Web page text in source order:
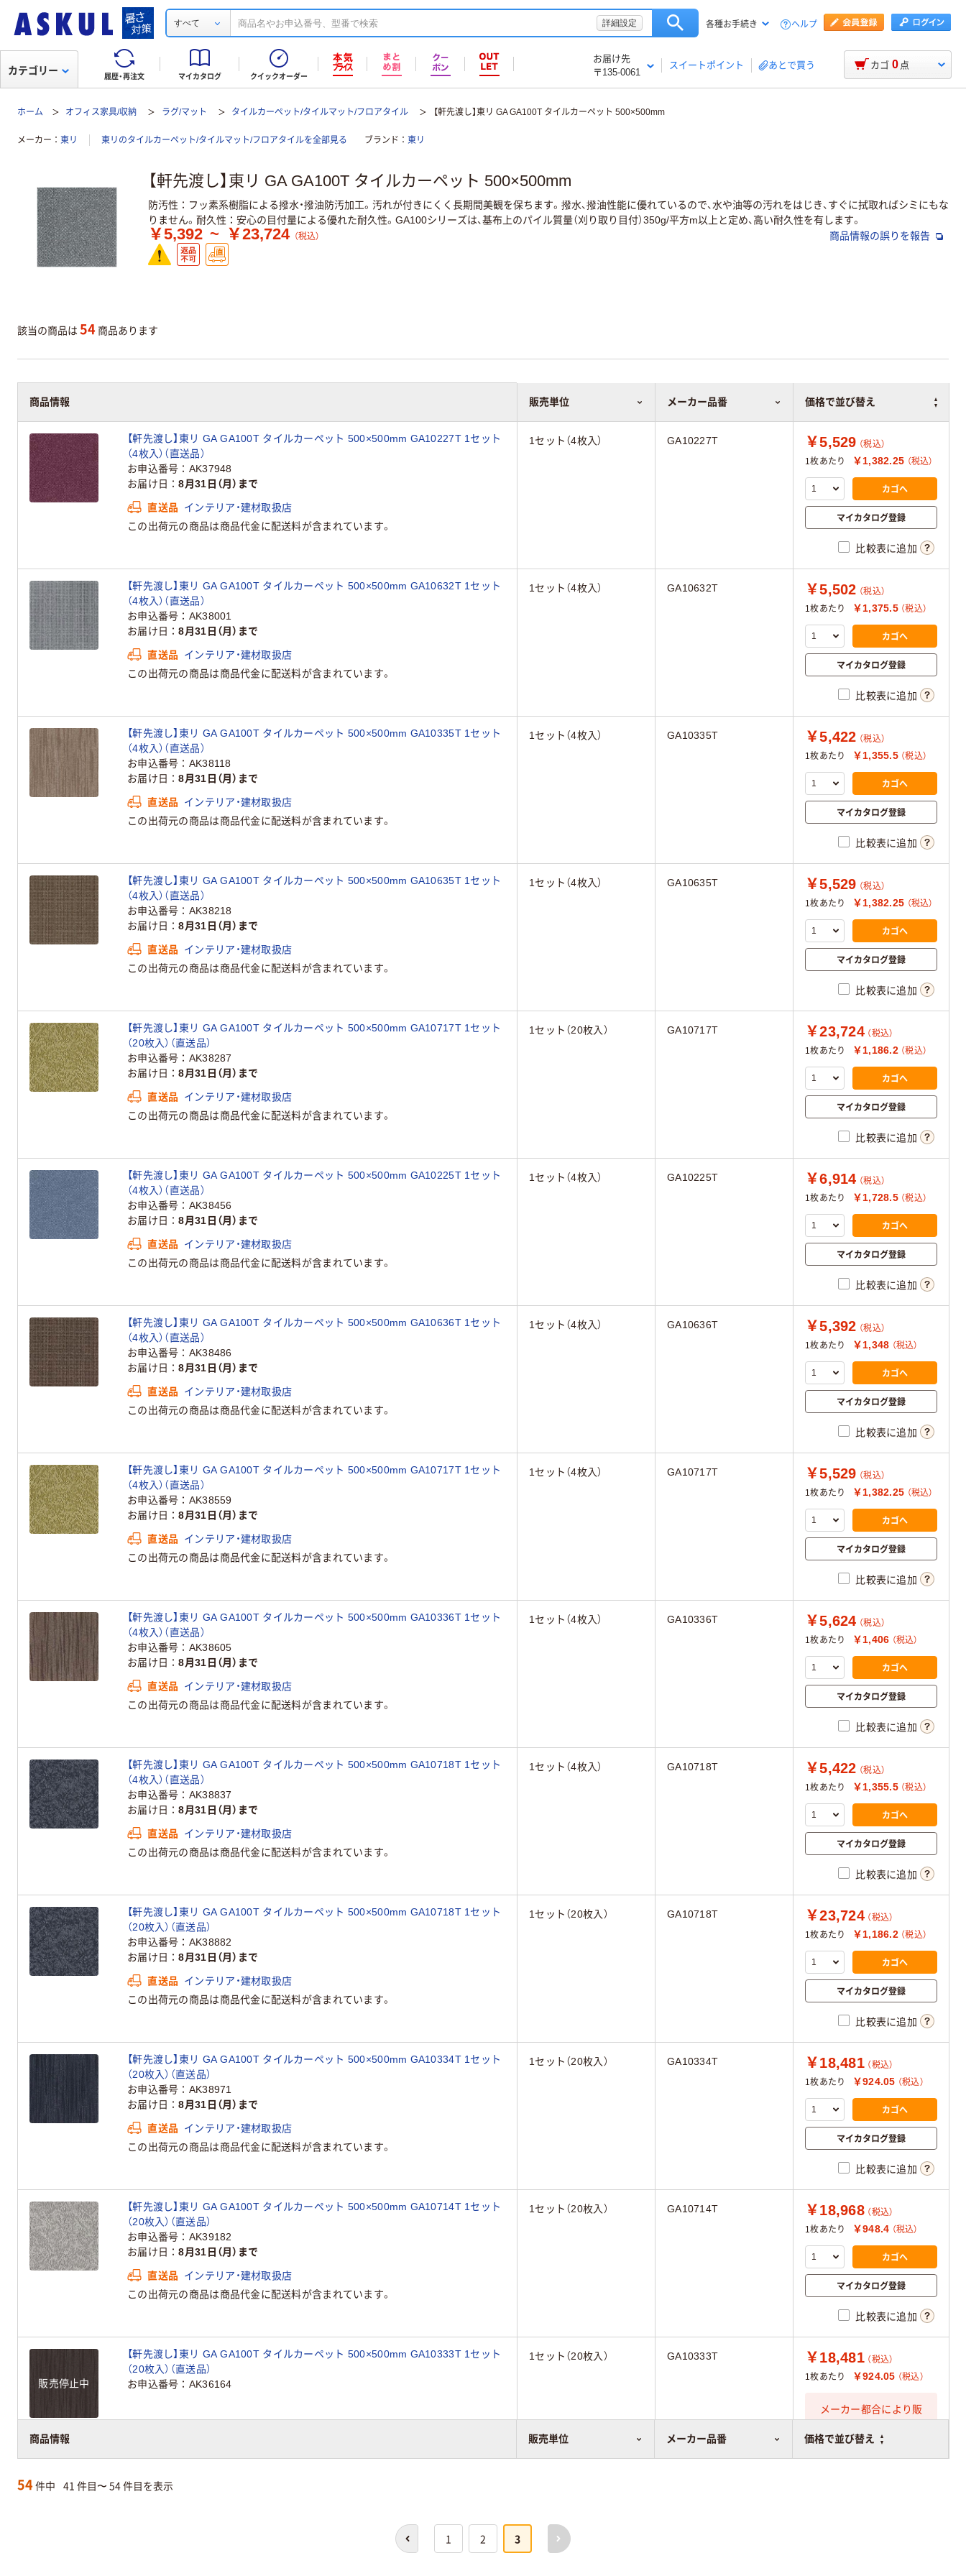
すべて 詳細設定 各種お手続き ヘルプ
履歴・再注文 マイカタログ クイックオーダー
お届け先
〒135-0061
スイートポイント あとで買う
カテゴリー カゴ 0 点
ホーム オフィス家具/収納 ラグ/マット タイルカーペット/タイルマット/フロアタイル 【軒先渡し】東リ GA GA100T タイルカーペット 500×500mm
メーカー 東リ 東リのタイルカーペット/タイルマット/フロアタイルを全部見る ブランド 東リ
【軒先渡し】東リ GA GA100T タイルカーペット 500×500mm
防汚性：フッ素系樹脂による撥水・撥油防汚加工。汚れが付きにくく長期間美観を保ちます。撥水、撥油性能に優れているので、水や油等の汚れをはじき、すぐに拭取ればシミにもな
りません。耐久性：安心の目付量による優れた耐久性。GA100シリーズは、基布上のパイル質量（刈り取り目付）350g/平方m以上と定め、高い耐久性を有します。
￥5,392 ~ ￥23,724 （税込） 商品情報の誤りを報告
該当の商品は 54 商品あります
商品情報 販売単位 メーカー品番 価格で並び替え
商品情報 販売単位 メーカー品番 価格で並び替え
【軒先渡し】東リ GA GA100T タイルカーペット 500×500mm GA10227T 1セット
（4枚入）（直送品）
お申込番号
AK37948
お届け日
8月31日（月）まで
直送品
インテリア・建材取扱店
この出荷元の商品は商品代金に配送料が含まれています。
1セット（4枚入） GA10227T ￥5,529 （税込）
1枚あたり
￥1,382.25 （税込）
カゴへ
マイカタログ登録
比較表に追加
【軒先渡し】東リ GA GA100T タイルカーペット 500×500mm GA10632T 1セット
（4枚入）（直送品）
お申込番号
AK38001
お届け日
8月31日（月）まで
直送品
インテリア・建材取扱店
この出荷元の商品は商品代金に配送料が含まれています。
1セット（4枚入） GA10632T ￥5,502 （税込）
1枚あたり
￥1,375.5 （税込）
カゴへ
マイカタログ登録
比較表に追加
【軒先渡し】東リ GA GA100T タイルカーペット 500×500mm GA10335T 1セット
（4枚入）（直送品）
お申込番号
AK38118
お届け日
8月31日（月）まで
直送品
インテリア・建材取扱店
この出荷元の商品は商品代金に配送料が含まれています。
1セット（4枚入） GA10335T ￥5,422 （税込）
1枚あたり
￥1,355.5 （税込）
カゴへ
マイカタログ登録
比較表に追加
【軒先渡し】東リ GA GA100T タイルカーペット 500×500mm GA10635T 1セット
（4枚入）（直送品）
お申込番号
AK38218
お届け日
8月31日（月）まで
直送品
インテリア・建材取扱店
この出荷元の商品は商品代金に配送料が含まれています。
1セット（4枚入） GA10635T ￥5,529 （税込）
1枚あたり
￥1,382.25 （税込）
カゴへ
マイカタログ登録
比較表に追加
【軒先渡し】東リ GA GA100T タイルカーペット 500×500mm GA10717T 1セット
（20枚入）（直送品）
お申込番号
AK38287
お届け日
8月31日（月）まで
直送品
インテリア・建材取扱店
この出荷元の商品は商品代金に配送料が含まれています。
1セット（20枚入） GA10717T ￥23,724 （税込）
1枚あたり
￥1,186.2 （税込）
カゴへ
マイカタログ登録
比較表に追加
【軒先渡し】東リ GA GA100T タイルカーペット 500×500mm GA10225T 1セット
（4枚入）（直送品）
お申込番号
AK38456
お届け日
8月31日（月）まで
直送品
インテリア・建材取扱店
この出荷元の商品は商品代金に配送料が含まれています。
1セット（4枚入） GA10225T ￥6,914 （税込）
1枚あたり
￥1,728.5 （税込）
カゴへ
マイカタログ登録
比較表に追加
【軒先渡し】東リ GA GA100T タイルカーペット 500×500mm GA10636T 1セット
（4枚入）（直送品）
お申込番号
AK38486
お届け日
8月31日（月）まで
直送品
インテリア・建材取扱店
この出荷元の商品は商品代金に配送料が含まれています。
1セット（4枚入） GA10636T ￥5,392 （税込）
1枚あたり
￥1,348 （税込）
カゴへ
マイカタログ登録
比較表に追加
【軒先渡し】東リ GA GA100T タイルカーペット 500×500mm GA10717T 1セット
（4枚入）（直送品）
お申込番号
AK38559
お届け日
8月31日（月）まで
直送品
インテリア・建材取扱店
この出荷元の商品は商品代金に配送料が含まれています。
1セット（4枚入） GA10717T ￥5,529 （税込）
1枚あたり
￥1,382.25 （税込）
カゴへ
マイカタログ登録
比較表に追加
【軒先渡し】東リ GA GA100T タイルカーペット 500×500mm GA10336T 1セット
（4枚入）（直送品）
お申込番号
AK38605
お届け日
8月31日（月）まで
直送品
インテリア・建材取扱店
この出荷元の商品は商品代金に配送料が含まれています。
1セット（4枚入） GA10336T ￥5,624 （税込）
1枚あたり
￥1,406 （税込）
カゴへ
マイカタログ登録
比較表に追加
【軒先渡し】東リ GA GA100T タイルカーペット 500×500mm GA10718T 1セット
（4枚入）（直送品）
お申込番号
AK38837
お届け日
8月31日（月）まで
直送品
インテリア・建材取扱店
この出荷元の商品は商品代金に配送料が含まれています。
1セット（4枚入） GA10718T ￥5,422 （税込）
1枚あたり
￥1,355.5 （税込）
カゴへ
マイカタログ登録
比較表に追加
【軒先渡し】東リ GA GA100T タイルカーペット 500×500mm GA10718T 1セット
（20枚入）（直送品）
お申込番号
AK38882
お届け日
8月31日（月）まで
直送品
インテリア・建材取扱店
この出荷元の商品は商品代金に配送料が含まれています。
1セット（20枚入） GA10718T ￥23,724 （税込）
1枚あたり
￥1,186.2 （税込）
カゴへ
マイカタログ登録
比較表に追加
【軒先渡し】東リ GA GA100T タイルカーペット 500×500mm GA10334T 1セット
（20枚入）（直送品）
お申込番号
AK38971
お届け日
8月31日（月）まで
直送品
インテリア・建材取扱店
この出荷元の商品は商品代金に配送料が含まれています。
1セット（20枚入） GA10334T ￥18,481 （税込）
1枚あたり
￥924.05 （税込）
カゴへ
マイカタログ登録
比較表に追加
【軒先渡し】東リ GA GA100T タイルカーペット 500×500mm GA10714T 1セット
（20枚入）（直送品）
お申込番号
AK39182
お届け日
8月31日（月）まで
直送品
インテリア・建材取扱店
この出荷元の商品は商品代金に配送料が含まれています。
1セット（20枚入） GA10714T ￥18,968 （税込）
1枚あたり
￥948.4 （税込）
カゴへ
マイカタログ登録
比較表に追加
販売停止中
【軒先渡し】東リ GA GA100T タイルカーペット 500×500mm GA10333T 1セット
（20枚入）（直送品）
お申込番号
AK36164
1セット（20枚入） GA10333T ￥18,481 （税込）
1枚あたり
￥924.05 （税込）
メーカー都合により販
54 件中 41 件目〜 54 件目を表示
前へ
1 2 3
次へ